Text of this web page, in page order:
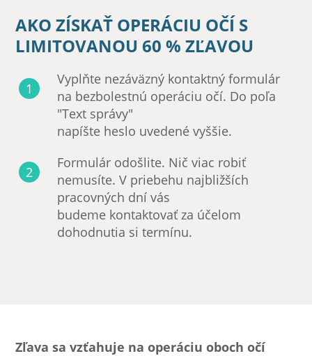
AKO ZÍSKAŤ OPERÁCIU OČÍ S
LIMITOVANOU 60 % ZĽAVOU
Vyplňte nezáväzný kontaktný formulár
na bezbolestnú operáciu očí. Do poľa
"Text správy"
napíšte heslo uvedené vyššie.
Formulár odošlite. Nič viac robiť
nemusíte. V priebehu najbližších
pracovných dní vás
budeme kontaktovať za účelom
dohodnutia si termínu.
Zľava sa vzťahuje na operáciu oboch očí